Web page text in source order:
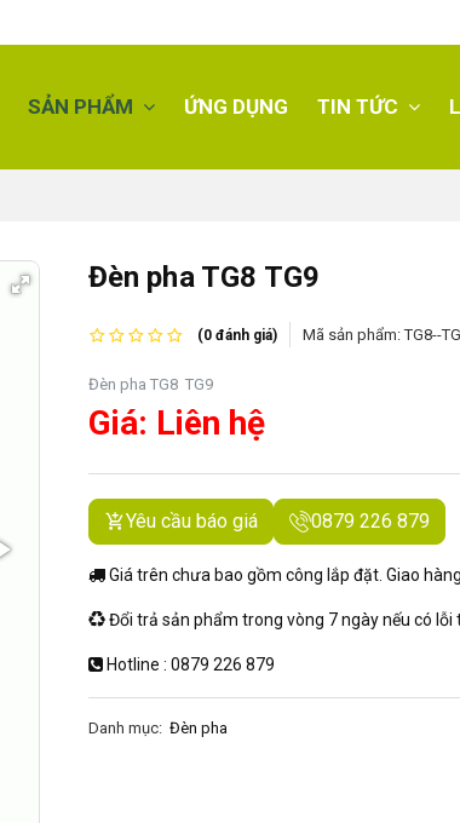
SẢN PHẨM ỨNG DỤNG TIN TỨC
Đèn pha TG8 TG9
(0 đánh giá) Mã sản phẩm: TG8--
Đèn pha TG8 TG9
Giá: Liên hệ
Yêu cầu báo giá 0879 226 879
Giá trên chưa bao gồm công lắp đặt. Giao
Đổi trả sản phẩm trong vòng 7 ngày nếu có lỗi
Hotline : 0879 226 879
Danh mục: Đèn pha